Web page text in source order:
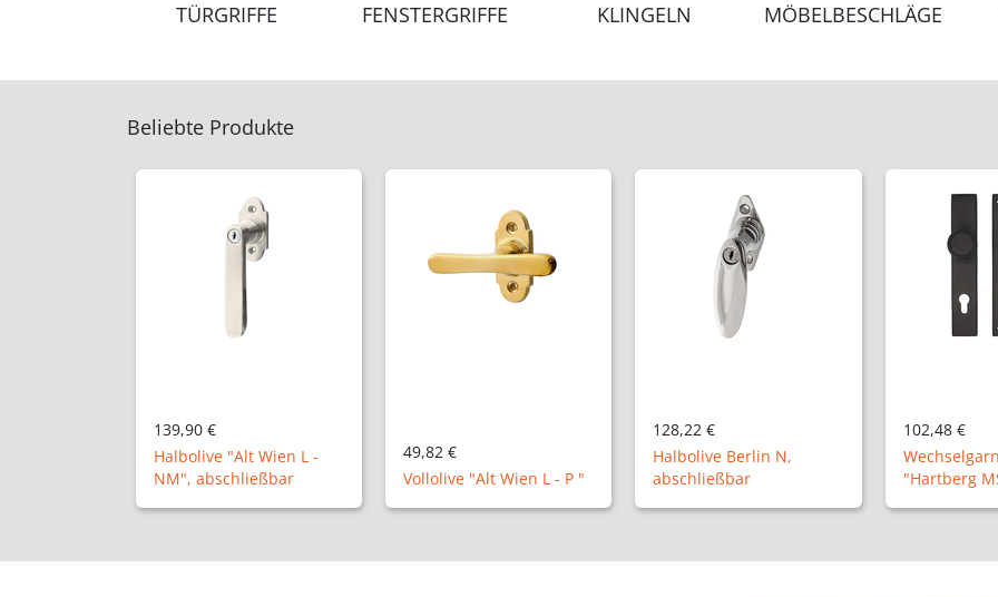
TÜRGRIFFE FENSTERGRIFFE KLINGELN MÖBELBESCHLÄGE
Beliebte Produkte
49,82 €
Vollolive "Alt Wien L - P "
Halbolive Berlin N,
abschließbar
102,48 €
Wechselgarnitur
"Hartberg MS"
103,80 €
Ladenband
"XL11-11"